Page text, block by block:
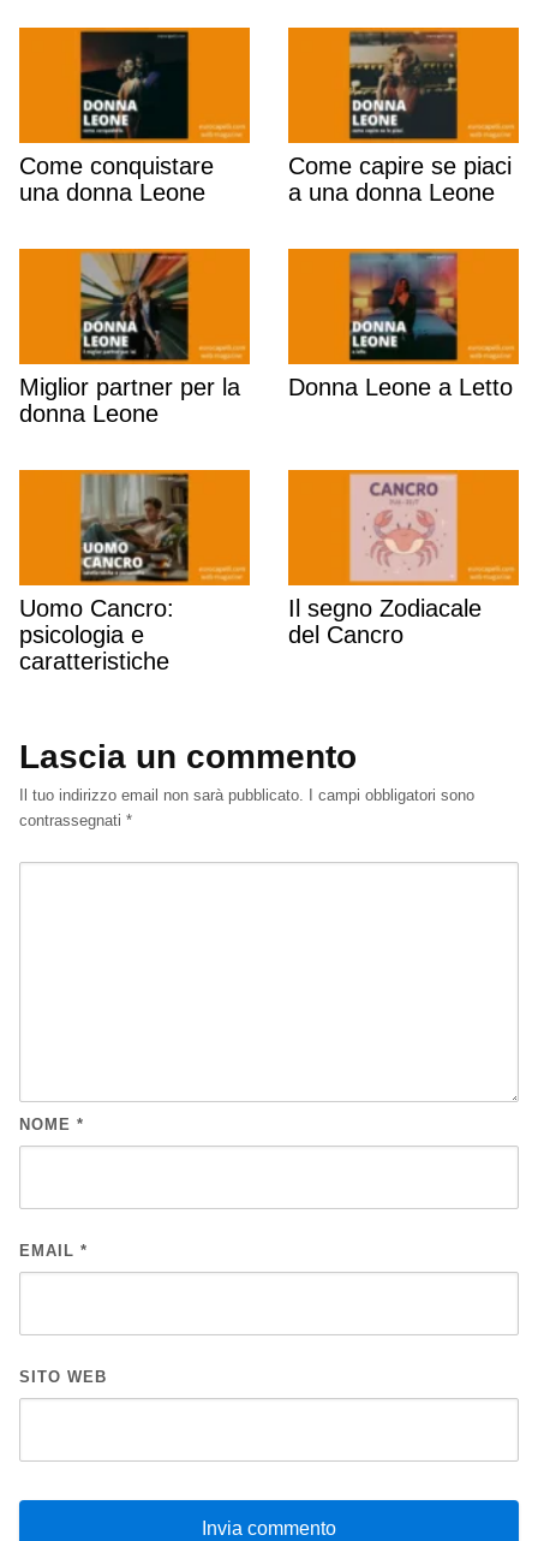
Come conquistare
una donna Leone
Come capire se piaci
a una donna Leone
Miglior partner per la
donna Leone
Donna Leone a Letto
Uomo Cancro:
psicologia e
caratteristiche
Il segno Zodiacale
del Cancro
Lascia un commento
Il tuo indirizzo email non sarà pubblicato.
I campi obbligatori sono
contrassegnati *
NOME *
EMAIL *
SITO WEB